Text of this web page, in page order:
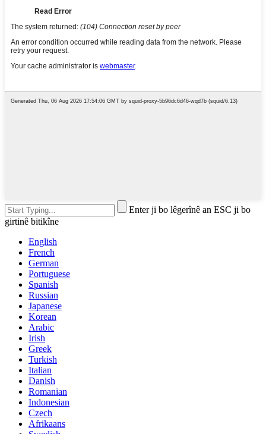
Enter ji bo lêgerînê an ESC ji bo
girtinê bitikîne
English
French
German
Portuguese
Spanish
Russian
Japanese
Korean
Arabic
Irish
Greek
Turkish
Italian
Danish
Romanian
Indonesian
Czech
Afrikaans